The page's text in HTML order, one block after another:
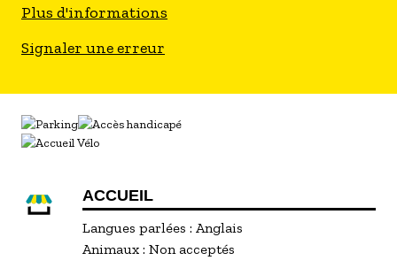
Plus d'informations
Signaler une erreur
ACCUEIL
Langues parlées : Anglais
Animaux : Non acceptés